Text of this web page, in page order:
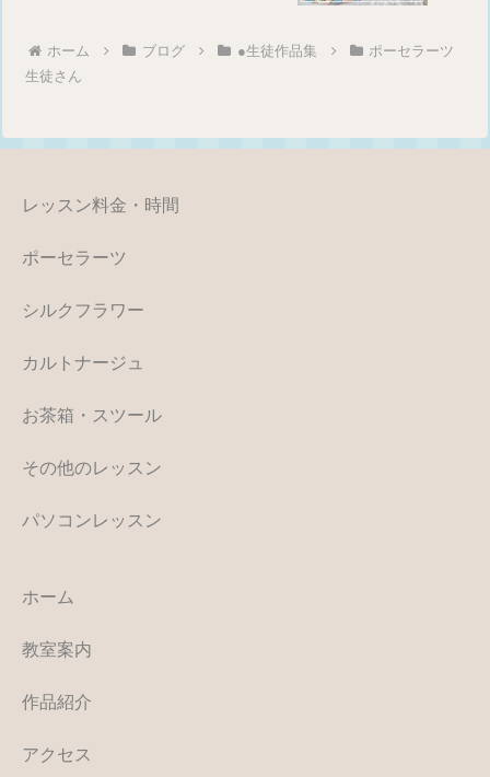
ホーム ブログ ●生徒作品集
ポーセラーツ
生徒さん
レッスン料金・時間
ポーセラーツ
シルクフラワー
カルトナージュ
お茶箱・スツール
その他のレッスン
パソコンレッスン
ホーム
教室案内
作品紹介
アクセス